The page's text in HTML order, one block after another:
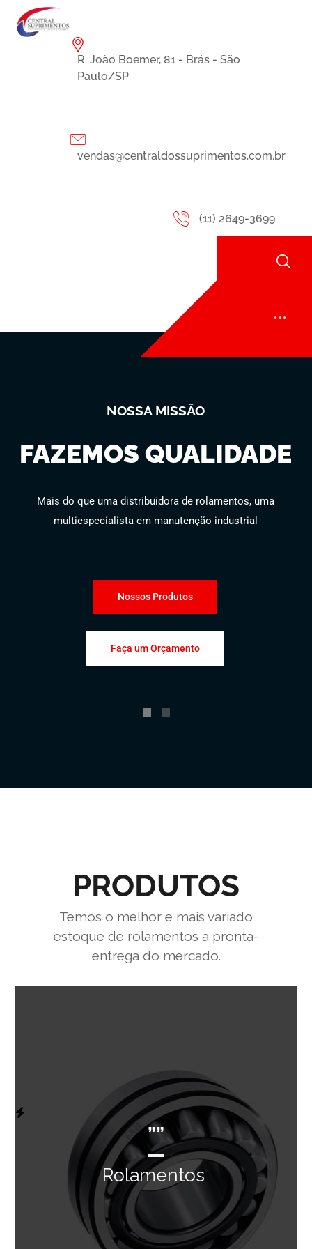
R. João Boemer, 81 - Brás - São
Paulo/SP
vendas@centraldossuprimentos.com.br
(11) 2649-3699
FAZEMOS QUALIDADE
NOSSA MISSÃO
Mais do que uma distribuidora de rolamentos, uma
multiespecialista em manutenção industrial
Nossos Produtos
Faça um Orçamento
PRODUTOS
Temos o melhor e mais variado
estoque de rolamentos a pronta-
entrega do mercado.
””
Rolamentos